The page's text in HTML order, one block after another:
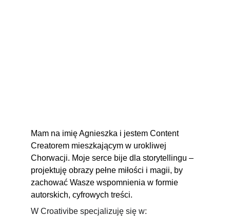
Mam na imię Agnieszka i jestem Content
Creatorem mieszkającym w urokliwej
Chorwacji. Moje serce bije dla storytellingu –
projektuję obrazy pełne miłości i magii, by
zachować Wasze wspomnienia w formie
autorskich, cyfrowych treści.
W Croativibe specjalizuję się w: